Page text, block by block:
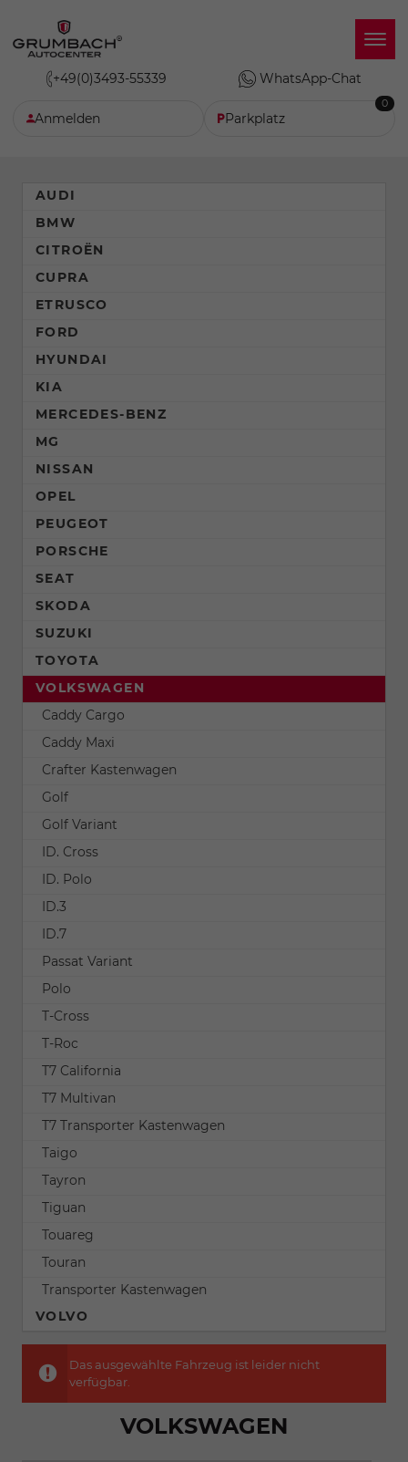
+49(0)3493-55339 WhatsApp-Chat
Anmelden Parkplatz
0
Das ausgewählte Fahrzeug ist leider nicht
verfügbar.
VOLKSWAGEN
AUDI
BMW
CITROËN
CUPRA
ETRUSCO
FORD
HYUNDAI
KIA
MERCEDES-BENZ
MG
NISSAN
OPEL
PEUGEOT
PORSCHE
SEAT
SKODA
SUZUKI
TOYOTA
VOLKSWAGEN
Caddy Cargo
Caddy Maxi
Crafter Kastenwagen
Golf
Golf Variant
ID. Cross
ID. Polo
ID.3
ID.7
Passat Variant
Polo
T-Cross
T-Roc
T7 California
T7 Multivan
T7 Transporter Kastenwagen
Taigo
Tayron
Tiguan
Touareg
Touran
Transporter Kastenwagen
VOLVO